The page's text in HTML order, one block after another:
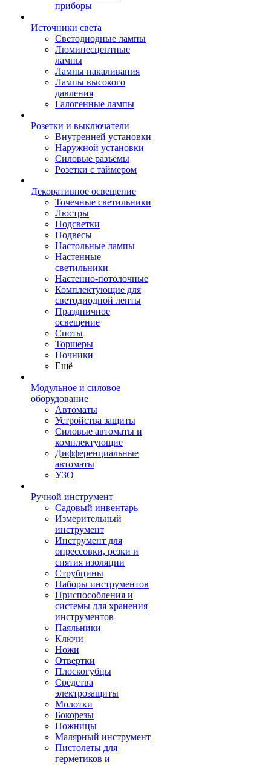
приборы
Источники света
Светодиодные лампы
Люминесцентные
лампы
Лампы накаливания
Лампы высокого
давления
Галогенные лампы
Розетки и выключатели
Внутренней установки
Наружной установки
Силовые разъёмы
Розетки с таймером
Декоративное освещение
Точечные светильники
Люстры
Подсветки
Подвесы
Настольные лампы
Настенные
светильники
Настенно-потолочные
Комплектующие для
светодиодной ленты
Праздничное
освещение
Споты
Торшеры
Ночники
Ещё
Модульное и силовое
оборудование
Автоматы
Устройства защиты
Силовые автоматы и
комплектующие
Дифференциальные
автоматы
УЗО
Ручной инструмент
Садовый инвентарь
Измерительный
инструмент
Инструмент для
опрессовки, резки и
снятия изоляции
Струбцины
Наборы инструментов
Приспособления и
системы для хранения
инструментов
Паяльники
Ключи
Ножи
Отвертки
Плоскогубцы
Средства
электрозащиты
Молотки
Бокорезы
Ножницы
Малярный инструмент
Пистолеты для
герметиков и